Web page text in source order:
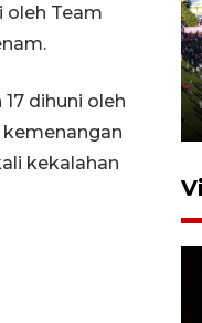
oleh Team
dihuni oleh
kemenangan
kekalahan
78
DI